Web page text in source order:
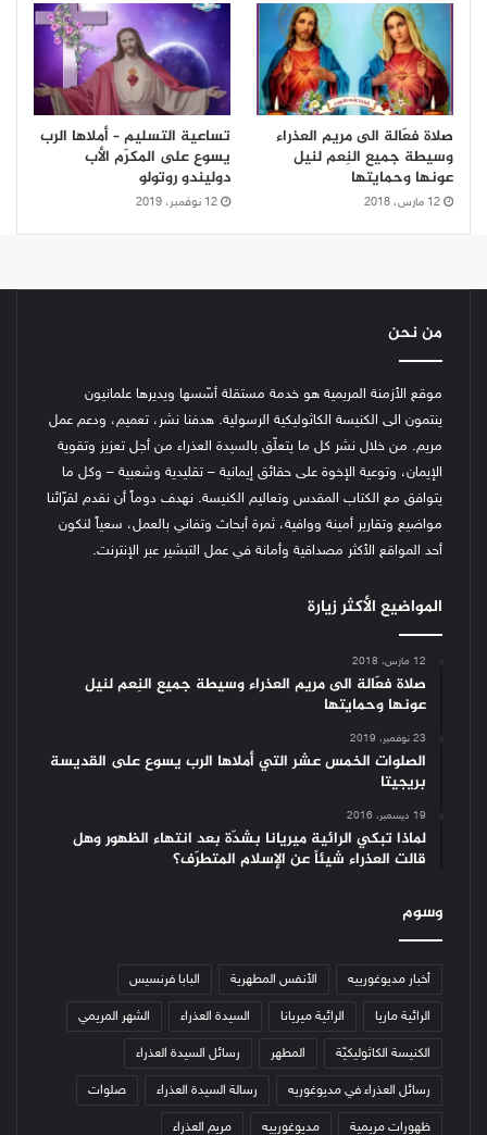
صلاة فعّالة الى مريم العذراء
وسيطة جميع النِعم لنيل
عونها وحمايتها
12 مارس، 2018
تساعية التسليم – أملاها الرب
يسوع على المكرّم الأب
دوليندو روتولو
12 نوفمبر، 2019
من نحن
موقع الأزمنة المريمية هو خدمة مستقلة أسّسها ويديرها علمانيون
ينتمون الى الكنيسة الكاثوليكية الرسولية. هدفنا نشر، تعميم، ودعم عمل
مريم. من خلال نشر كل ما يتعلّق بالسيدة العذراء من أجل تعزيز وتقوية
الإيمان، وتوعية الإخوة على حقائق إيمانية – تقليدية وشعبية – وكل ما
يتوافق مع الكتاب المقدس وتعاليم الكنيسة. نهدف دوماً أن نقدم لقرّائنا
مواضيع وتقارير أمينة ووافية، ثمرة أبحاث وتفاني بالعمل، سعياً لنكون
أحد المواقع الأكثر مصداقية وأمانة في عمل التبشير عبر الإنترنت.
المواضيع الأكثر زيارة
12 مارس، 2018
صلاة فعّالة الى مريم العذراء وسيطة جميع النِعم لنيل
عونها وحمايتها
23 نوفمبر، 2019
الصلوات الخمس عشر التي أملاها الرب يسوع على القديسة
بريجيتا
19 ديسمبر، 2016
لماذا تبكي الرائية ميريانا بشدّة بعد انتهاء الظهور وهل
قالت العذراء شيئاً عن الإسلام المتطرّف؟
وسوم
أخبار مديوغورييه الأنفس المطهرية البابا فرنسيس
الرائية ماريا الرائية ميريانا السيدة العذراء الشهر المريمي
الكنيسة الكاثوليكيّة المطهر رسائل السيدة العذراء
رسائل العذراء في مديوغوريه رسالة السيدة العذراء صلوات
ظهورات مريمية مديوغورييه مريم العذراء